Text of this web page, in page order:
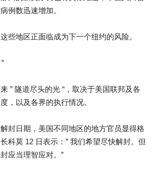
例数迅速增加。
些地区正面临成为下一个纽约的风险。
” 隧道尽头的光 “，取决于美国联邦及各
，以及各界的执行情况。
封日期，美国不同地区的地方官员显得格
科莫 12 日表示：” 我们希望尽快解封。但
应当理智应对。”